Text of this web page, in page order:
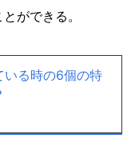
ができる。
がいだと思いま
いるか、診断
いる時の6個の特